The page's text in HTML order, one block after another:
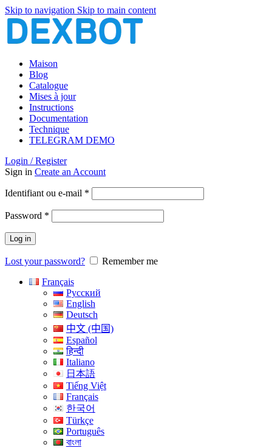
Skip to navigation Skip to main content
Maison
Blog
Catalogue
Mises à jour
Instructions
Documentation
Technique
TELEGRAM DEMO
Login / Register
Sign in Create an Account
Identifiant ou e-mail *
Password *
Log in
Lost your password?
Remember me
Français
Русский
English
Deutsch
中文 (中国)
Español
हिन्दी
Italiano
日本語
Tiếng Việt
Français
한국어
Türkçe
Português
বাংলা